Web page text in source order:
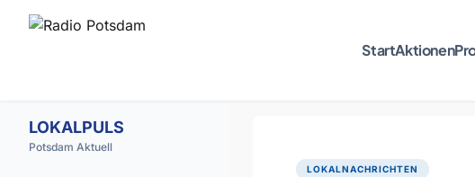
StartAktionen
LOKALPULS
Potsdam Aktuell
LOKALNACHRICHTEN